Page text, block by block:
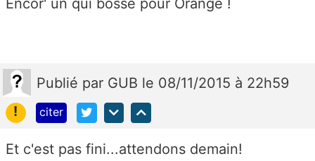
Publié par GUB le 08/11/2015 à 22h59
!
citer
Et c'est pas fini...attendons demain!